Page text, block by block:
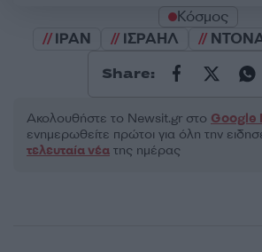
Κόσμος
ΙΡΑΝ
ΙΣΡΑΗΛ
Share:
Ακολουθήστε το Νewsit.gr στο Google
ενημερωθείτε πρώτοι για όλη την
τελευταία νέα της ημέρας